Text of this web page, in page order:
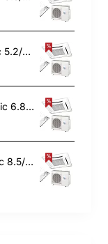
RCG18LVLB-ROG18LALL Fuji Electric 5.2/6.0 kW kasetinis oro kondicionierius
RCG24LVLA-ROG24LALA Fuji Electric 6.8/8.0 kW kasetinis oro kondicionierius
RCG30LRLE-ROG30LETL Fuji Electric 8.5/10.0 kW kasetinis oro kondicionierius